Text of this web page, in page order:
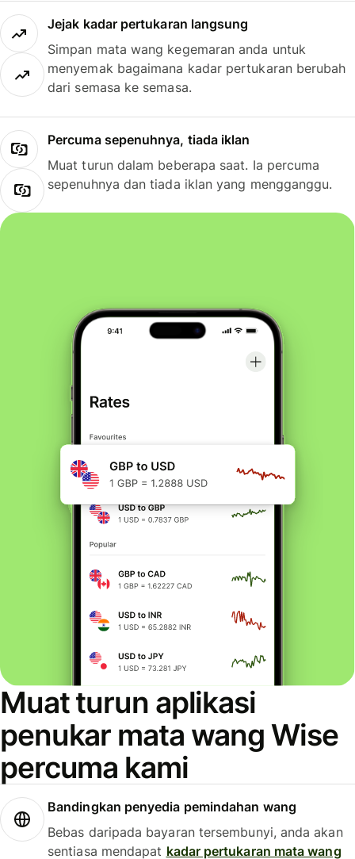
Jejak kadar pertukaran langsung
Simpan mata wang kegemaran anda untuk
menyemak bagaimana kadar pertukaran berubah
dari semasa ke semasa.
Percuma sepenuhnya, tiada iklan
Muat turun dalam beberapa saat. Ia percuma
sepenuhnya dan tiada iklan yang mengganggu.
Muat turun aplikasi
penukar mata wang Wise
percuma kami
Bandingkan penyedia pemindahan wang
Bebas daripada bayaran tersembunyi, anda akan
sentiasa mendapat kadar pertukaran mata wang